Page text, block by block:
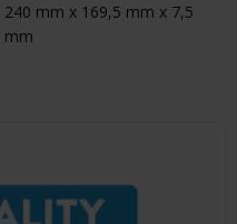
240 mm x 169,5 mm x 7,5
mm